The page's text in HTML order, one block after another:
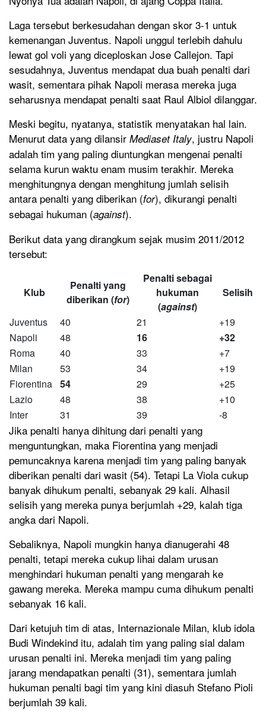
Laga tersebut berkesudahan dengan skor 3-1 untuk
kemenangan Juventus. Napoli unggul terlebih dahulu
lewat gol voli yang diceploskan Jose Callejon. Tapi
sesudahnya, Juventus mendapat dua buah penalti dari
wasit, sementara pihak Napoli merasa mereka juga
seharusnya mendapat penalti saat Raul Albiol dilanggar.
Meski begitu, nyatanya, statistik menyatakan hal lain.
Menurut data yang dilansir Mediaset Italy, justru Napoli
adalah tim yang paling diuntungkan mengenai penalti
selama kurun waktu enam musim terakhir. Mereka
menghitungnya dengan menghitung jumlah selisih
antara penalti yang diberikan (for), dikurangi penalti
sebagai hukuman (against).
Berikut data yang dirangkum sejak musim 2011/2012
tersebut:
Klub
Penalti yang
diberikan (for)
Penalti sebagai
hukuman
(against)
Selisih
Juventus 40 21
+19
Napoli
48 16
+32
Roma
40 33
+7
Milan
53 34
+19
Fiorentina 54 29
+25
Lazio
48 38
+10
Inter
31 39 -8
Jika penalti hanya dihitung dari penalti yang
menguntungkan, maka Fiorentina yang menjadi
pemuncaknya karena menjadi tim yang paling banyak
diberikan penalti dari wasit (54). Tetapi La Viola cukup
banyak dihukum penalti, sebanyak 29 kali. Alhasil
selisih yang mereka punya berjumlah +29, kalah tiga
angka dari Napoli.
Sebaliknya, Napoli mungkin hanya dianugerahi 48
penalti, tetapi mereka cukup lihai dalam urusan
menghindari hukuman penalti yang mengarah ke
gawang mereka. Mereka mampu cuma dihukum penalti
sebanyak 16 kali.
Dari ketujuh tim di atas, Internazionale Milan, klub idola
Budi Windekind itu, adalah tim yang paling sial dalam
urusan penalti ini. Mereka menjadi tim yang paling
jarang mendapatkan penalti (31), sementara jumlah
hukuman penalti bagi tim yang kini diasuh Stefano Pioli
berjumlah 39 kali.